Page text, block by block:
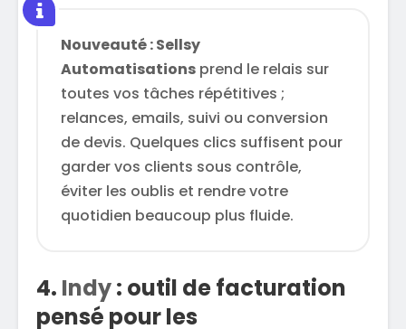
Nouveauté : Sellsy
Automatisations prend le relais sur
toutes vos tâches répétitives ;
relances, emails, suivi ou conversion
de devis. Quelques clics suffisent pour
garder vos clients sous contrôle,
éviter les oublis et rendre votre
quotidien beaucoup plus fluide.
4. Indy: outil de facturation
pensé pour les